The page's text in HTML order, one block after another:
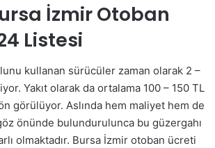
İzmir Otoban
Listesi
kullanan sürücüler zaman olarak 2 –
Yakıt olarak da ortalama 100 – 150 TL
görülüyor. Aslında hem maliyet hem de
önünde bulundurulunca bu güzergahı
olmaktadır. Bursa İzmir otoban ücreti